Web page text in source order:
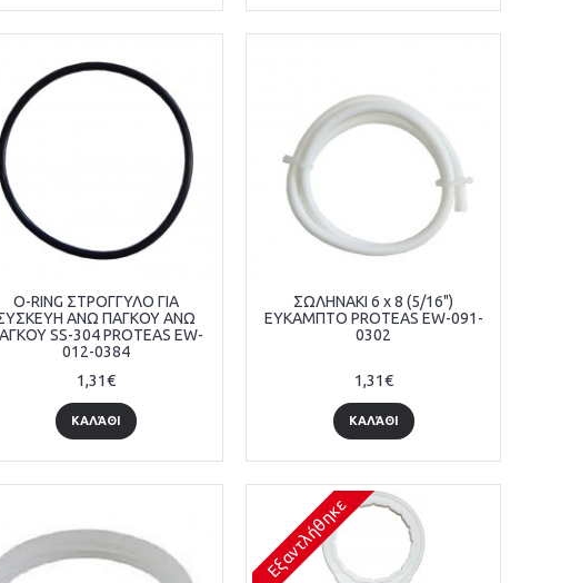
O-RING ΣΤΡΟΓΓΥΛΟ ΓΙΑ
ΑΝΩ ΠΑΓΚΟΥ ΑΝΩ
SS-304 PROTEAS EW-
012-0384
1,31€
ΚΑΛΆΘΙ
ΣΩΛΗΝΑΚΙ 6 x 8 (5/16")
ΕΥΚΑΜΠΤΟ PROTEAS EW-091-
0302
1,31€
ΚΑΛΆΘΙ
Εξαντλήθηκε